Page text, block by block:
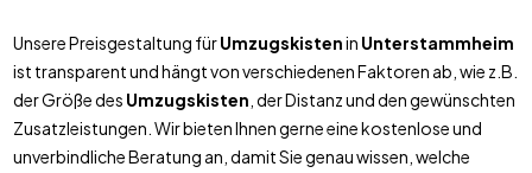
Unsere Preisgestaltung fürUmzugskistenin Unterstammheim
ist transparent und hängt von verschiedenen Faktoren ab, wie z.B.
der Größe des Umzugskisten , der Distanz und den gewünschten
Zusatzleistungen. Wir bieten Ihnen gerne eine kostenlose und
unverbindliche Beratung an, damit Sie genau wissen, welche